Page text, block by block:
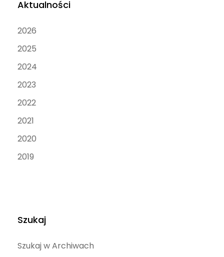
Aktualności
2026
2025
2024
2023
2022
2021
2020
2019
Szukaj
Szukaj w Archiwach